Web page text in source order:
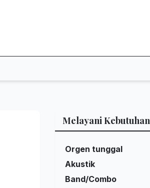
Melayani Kebutuhan
Orgen tunggal
Akustik
Band/Combo